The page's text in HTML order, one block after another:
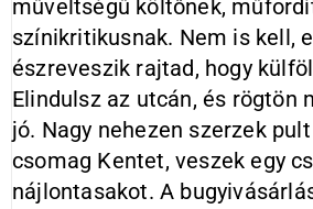
műveltségű költőnek,
színikritikusnak. Nem is kell,
észreveszik rajtad, hogy
Elindulsz az utcán, és rögtön
jó. Nagy nehezen szerzek
csomag Kentet, veszek egy
nájlontasakot. A